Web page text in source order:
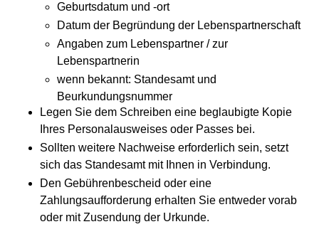
Geburtsdatum und -ort
Datum der Begründung der Lebenspartnerschaft
Angaben zum Lebenspartner / zur
Lebenspartnerin
wenn bekannt: Standesamt und
Beurkundungsnummer
Legen Sie dem Schreiben eine beglaubigte Kopie
Ihres Personalausweises oder Passes bei.
Sollten weitere Nachweise erforderlich sein, setzt
sich das Standesamt mit Ihnen in Verbindung.
Den Gebührenbescheid oder eine
Zahlungsaufforderung erhalten Sie entweder vorab
oder mit Zusendung der Urkunde.